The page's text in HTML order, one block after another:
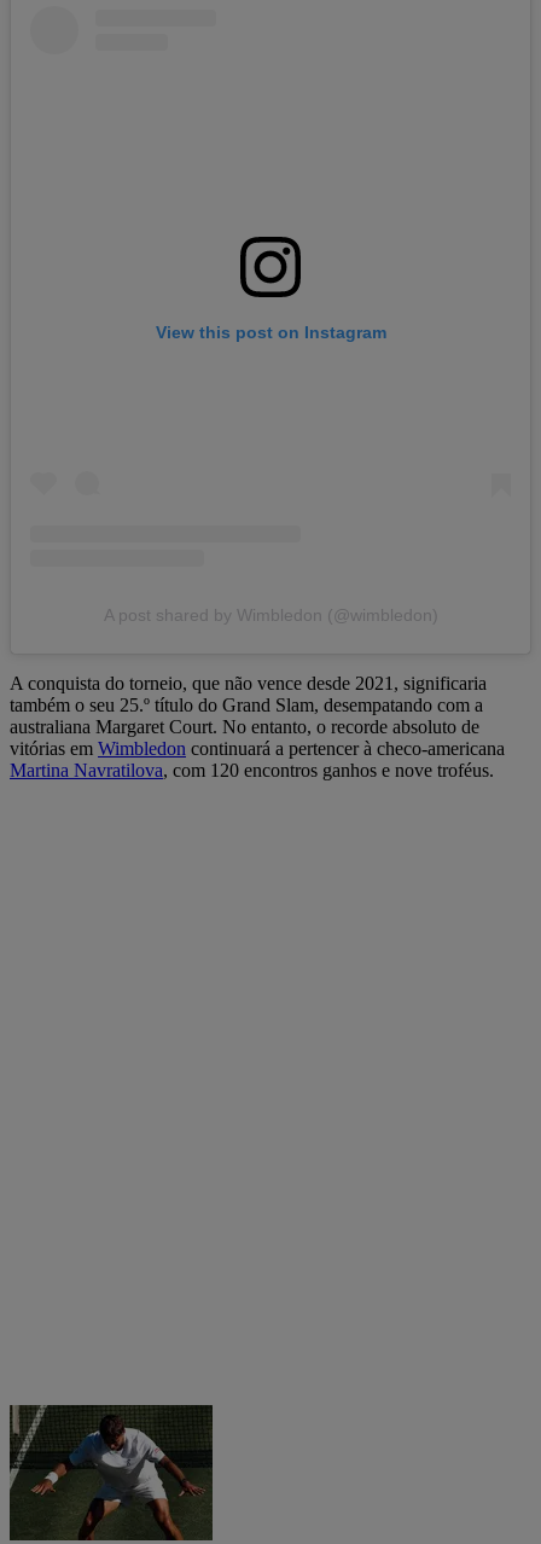
View this post on Instagram
A post shared by Wimbledon (@wimbledon)
A conquista do torneio, que não vence desde 2021, significaria
também o seu 25.º título do Grand Slam, desempatando com a
australiana Margaret Court. No entanto, o recorde absoluto de
vitórias em Wimbledon continuará a pertencer à checo-americana
Martina Navratilova, com 120 encontros ganhos e nove troféus.